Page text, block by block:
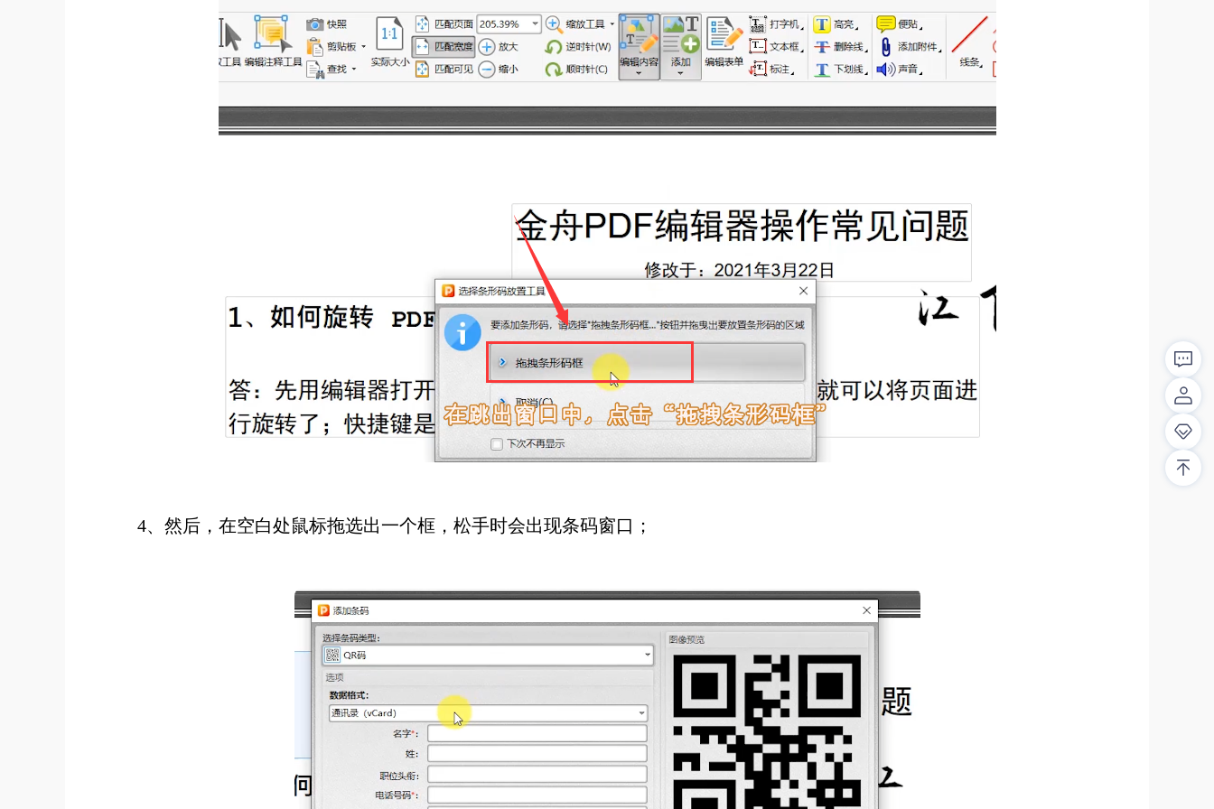
4、然后，在空白处鼠标拖选出一个框，松手时会出现条码窗口；